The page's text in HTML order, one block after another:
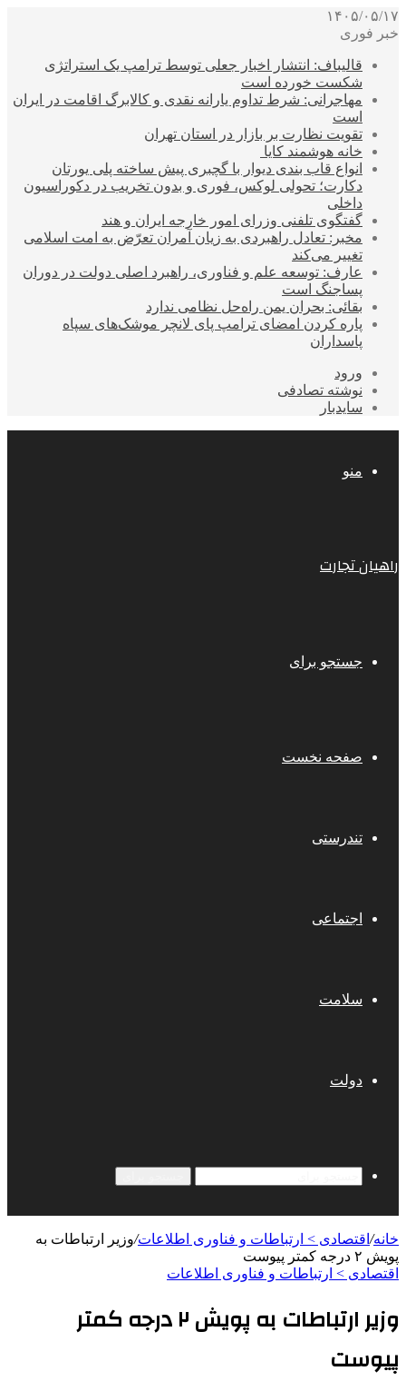
۱۴۰۵/۰۵/۱۷
خبر فوری
قالیباف: انتشار اخبار جعلی توسط ترامپ یک استراتژی
شکست خورده است
مهاجرانی: شرط تداوم یارانه نقدی و کالابرگ اقامت در ایران
است
تقویت نظارت بر بازار در استان تهران
خانه هوشمند کایا
انواع قاب بندی دیوار با گچبری پیش ساخته پلی یورتان
دکارت؛ تحولی لوکس، فوری و بدون تخریب در دکوراسیون
داخلی
گفتگوی تلفنی وزرای امور خارجه ایران و هند
مخبر: تعادل راهبردی به زیان آمران تعرّض به امت اسلامی
تغییر می‌کند
عارف: توسعه علم و فناوری، راهبرد اصلی دولت در دوران
پساجنگ است
بقائی: بحران یمن راه‌حل نظامی ندارد
پاره کردن امضای ترامپ پای لانچر موشک‌های سپاه
پاسداران
ورود
نوشته تصادفی
سایدبار
منو
راهیان تجارت
جستجو برای
صفحه نخست
تندرستی
اجتماعی
سلامت
دولت
خانه/ اقتصادی > ارتباطات و فناوری اطلاعات/وزیر ارتباطات به
پویش ۲ درجه کمتر پیوست
اقتصادی > ارتباطات و فناوری اطلاعات
وزیر ارتباطات به پویش ۲ درجه کمتر
پیوست